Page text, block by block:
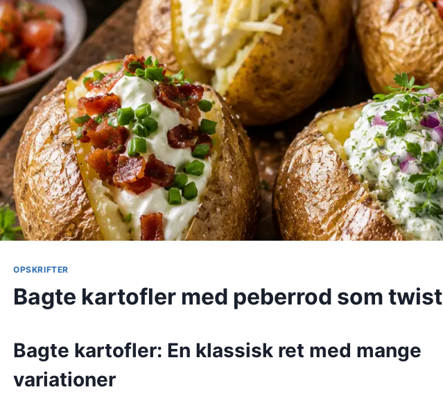
OPSKRIFTER
Bagte kartofler med peberrod som twist
Bagte kartofler: En klassisk ret med mange
variationer